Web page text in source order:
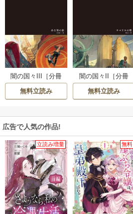
闇の国々III［分冊
版］
無料立読み
闇の国々II［分冊
版］
無料立読み
広告で人気の作品!
立読み増量 無料